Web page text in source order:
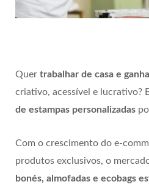
Quer trabalhar de casa e
criativo, acessível e lucrativo?
de estampas personalizadas
Com o crescimento do e-
produtos exclusivos, o
bonés, almofadas e ecobags